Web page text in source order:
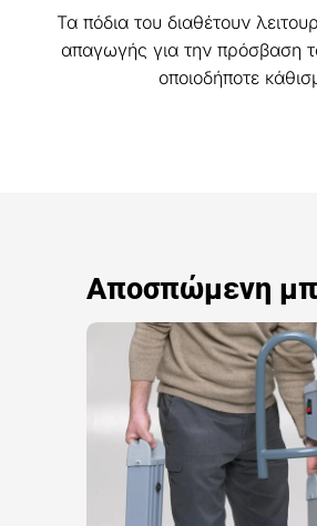
Τα πόδια του διαθέτουν
απαγωγής για την πρόσβαση
οποιοδήποτε
Αποσπώμενη